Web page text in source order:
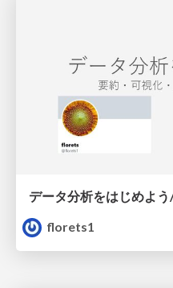
データ分析をはじめよ
florets1